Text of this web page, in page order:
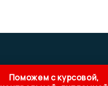
Поможем с курсовой,